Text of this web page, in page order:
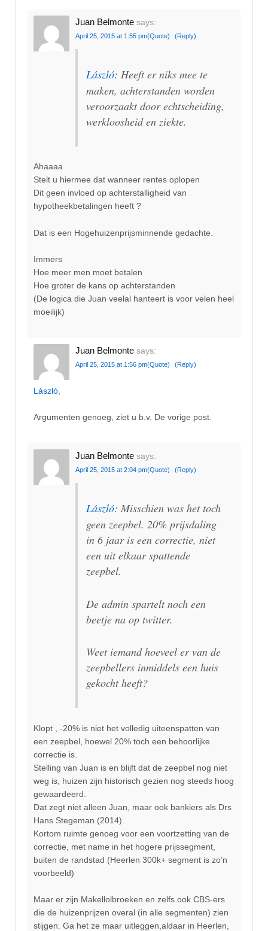
Juan Belmonte says:
April 25, 2015 at 1:55 pm(Quote) (Reply)
László: Heeft er niks mee te
maken, achterstanden worden
veroorzaakt door echtscheiding,
werkloosheid en ziekte.
Ahaaaa
Stelt u hiermee dat wanneer rentes oplopen
Dit geen invloed op achterstalligheid van
hypotheekbetalingen heeft ?
Dat is een Hogehuizenprijsminnende gedachte.
Immers
Hoe meer men moet betalen
Hoe groter de kans op achterstanden
(De logica die Juan veelal hanteert is voor velen heel
moeilijk)
Juan Belmonte says:
April 25, 2015 at 1:56 pm(Quote) (Reply)
László
Argumenten genoeg, ziet u b.v. De vorige post.
Juan Belmonte says:
April 25, 2015 at 2:04 pm(Quote) (Reply)
László: Misschien was het toch
geen zeepbel. 20% prijsdaling
in 6 jaar is een correctie, niet
een uit elkaar spattende
zeepbel.
De admin spartelt noch een
beetje na op twitter.
Weet iemand hoeveel er van de
zeepbellers inmiddels een huis
gekocht heeft?
Klopt , -20% is niet het volledig uiteenspatten van
een zeepbel, hoewel 20% toch een behoorlijke
correctie is.
Stelling van Juan is en blijft dat de zeepbel nog niet
weg is, huizen zijn historisch gezien nog steeds hoog
gewaardeerd.
Dat zegt niet alleen Juan, maar ook bankiers als Drs
Hans Stegeman (2014).
Kortom ruimte genoeg voor een voortzetting van de
correctie, met name in het hogere prijssegment,
buiten de randstad (Heerlen 300k+ segment is zo’n
voorbeeld)
Maar er zijn Makellolbroeken en zelfs ook CBS-ers
die de huizenprijzen overal (in alle segmenten) zien
stijgen. Ga het ze maar uitleggen,aldaar in Heerlen,